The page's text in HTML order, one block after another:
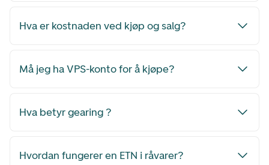
Hva er kostnaden ved kjøp og salg?
Må jeg ha VPS-konto for å kjøpe?
Hva betyr gearing ?
Hvordan fungerer en ETN i råvarer?